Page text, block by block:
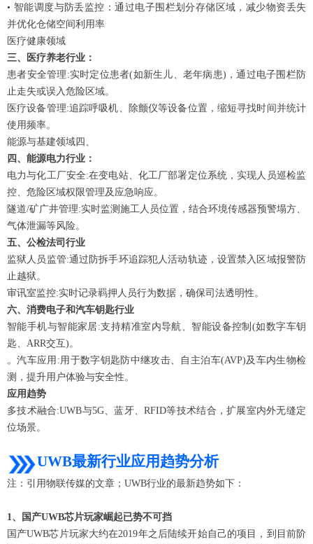
• 智能调度与防丢监控 ：通过电子围栏划分存储区域，减少物资丢失
并优化仓储空间利用率
医疗健康领域
三、医疗养老行业：
患者安全管理:实时定位患者(如新生儿、老年病患)，通过电子围栏防
止走失或误入危险区域。
医疗设备管理:追踪呼吸机、除颤仪等设备位置，缩短寻找时间并统计
使用频率。
能源与基建领域四、
四、能源电力行业：
电力与化工厂安全:在变电站、化工厂部署定位系统，实现人员巡检监
控、危险区域权限管理及应急响应。
隧道/矿广井管理:实时监测施工人员位置，结合环境传感器预警塌方、
气体泄漏等风险。
五、公检法司行业
监狱人员监管:通过防拆手环追踪犯人活动轨迹，设置禁入区域报警防
止越狱。
审讯室监控:实时记录羁押人员行为数据，确保司法透明性。
六、消费电子和汽车钥匙行业
智能手机与智能家居:支持精准室内导航、智能设备控制(如数字车钥
匙、ARR交互)。
。汽车应用:用于数字钥匙防中继攻击、自主泊车(AVP)及车内生物检
测，提升用户体验与安全性。
应用趋势
多技术融合:UWB与5G、蓝牙、RFID等技术结合，扩展室内外无缝定
位场景。
UWB最新行业应用趋势分析
注：引用物联传媒的文章；UWB行业的最新趋势如下：
1 、国产UWB芯片玩家崛起已势不可挡
国产UWB芯片玩家大约在2019年之后陆续开始自己的项目，到目前阶